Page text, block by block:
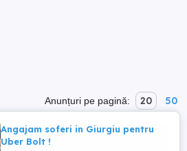
Anunțuri pe pagină: 20 50
Angajam soferi in Giurgiu pentru
Uber Bolt !